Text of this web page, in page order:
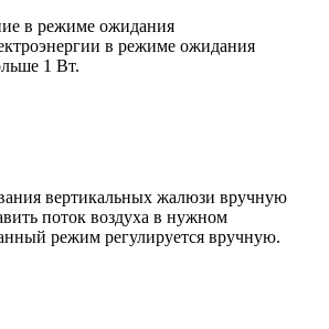
в режиме ожидания
в режиме ожидания
1 Вт.
вертикальных жалюзи вручную
поток воздуха в нужном
режим регулируется вручную.